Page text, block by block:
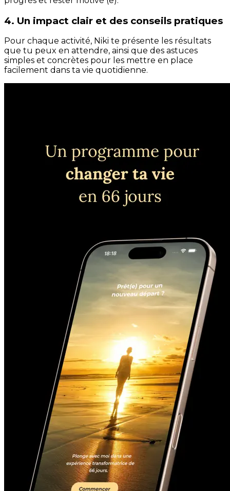
4. Un impact clair et des conseils pratiques
Pour chaque activité, Niki te présente les résultats
que tu peux en attendre, ainsi que des astuces
simples et concrètes pour les mettre en place
facilement dans ta vie quotidienne.